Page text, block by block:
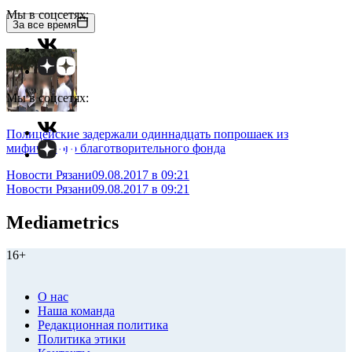
Мы в соцсетях:
Мы в соцсетях:
За все время
Полицейские задержали одиннадцать попрошаек из
мифического благотворительного фонда
Новости Рязани09.08.2017 в 09:21
Новости Рязани09.08.2017 в 09:21
Mediametrics
16+
О нас
Наша команда
Редакционная политика
Политика этики